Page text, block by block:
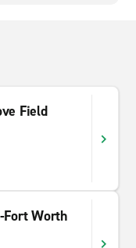
Field
Fort Worth